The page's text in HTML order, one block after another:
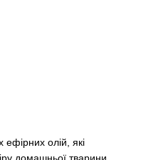
олій, які